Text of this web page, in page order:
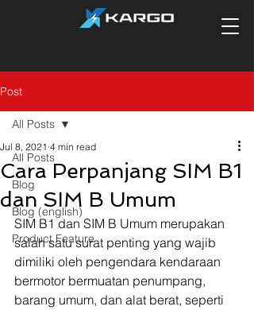
Post
All Posts
Blog
Blog (english)
Product Feature
All Posts
Cara Perpanjang SIM B1
dan SIM B Umum
Jul 8, 2021 4 min read
SIM B1 dan SIM B Umum merupakan
salah satu surat penting yang wajib
dimiliki oleh pengendara kendaraan
bermotor bermuatan penumpang,
barang umum, dan alat berat, seperti